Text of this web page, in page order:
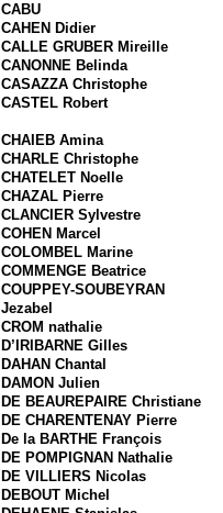
CABU
CAHEN Didier
CALLE GRUBER Mireille
CANONNE Belinda
CASAZZA Christophe
CASTEL Robert
CHAIEB Amina
CHARLE Christophe
CHATELET Noelle
CHAZAL Pierre
CLANCIER Sylvestre
COHEN Marcel
COLOMBEL Marine
COMMENGE Beatrice
COUPPEY-SOUBEYRAN
Jezabel
CROM nathalie
D’IRIBARNE Gilles
DAHAN Chantal
DAMON Julien
DE BEAUREPAIRE Christiane
DE CHARENTENAY Pierre
De la BARTHE François
DE POMPIGNAN Nathalie
DE VILLIERS Nicolas
DEBOUT Michel